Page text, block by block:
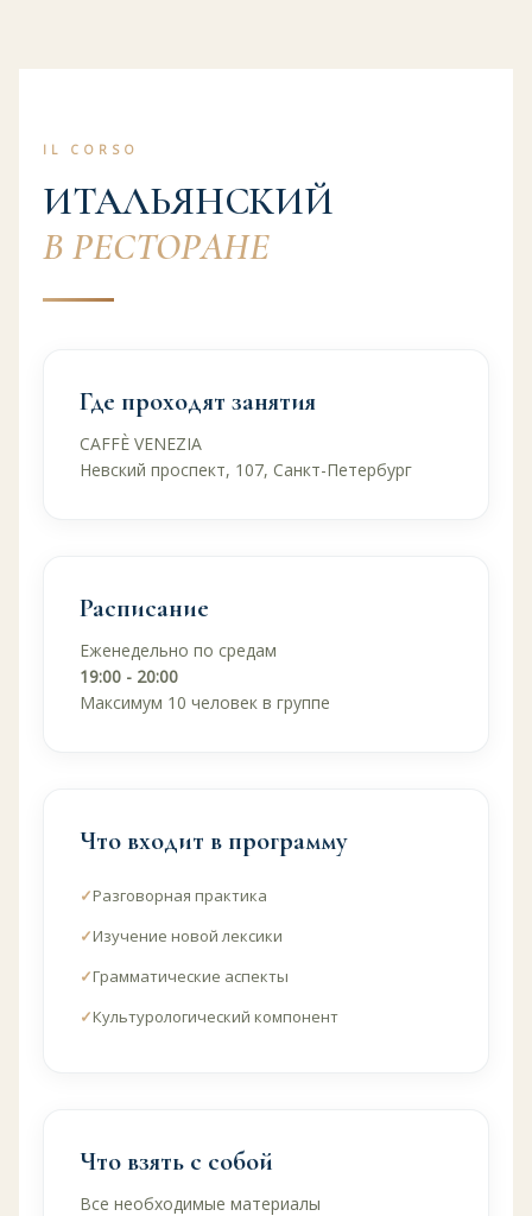
IL CORSO
ИТАЛЬЯНСКИЙ
В РЕСТОРАНЕ
Где проходят занятия
CAFFÈ VENEZIA
Невский проспект, 107, Санкт-Петербург
Расписание
Еженедельно по средам
19:00 - 20:00
Максимум 10 человек в группе
Что входит в программу
Разговорная практика
Изучение новой лексики
Грамматические аспекты
Культурологический компонент
Что взять с собой
Все необходимые материалы